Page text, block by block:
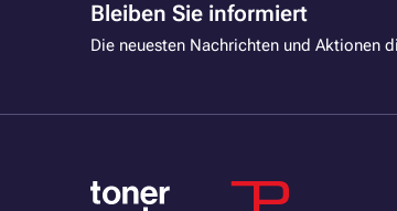
Bleiben Sie informiert
Die neuesten Nachrichten und Aktionen